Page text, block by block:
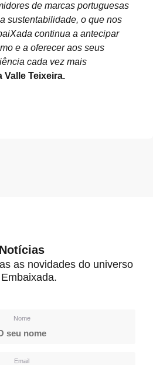
de marcas portuguesas
sustentabilidade, o que nos
continua a antecipar
e a oferecer aos seus
cada vez mais
Valle Teixeira.
Notícias
as novidades do universo
Nome
Email